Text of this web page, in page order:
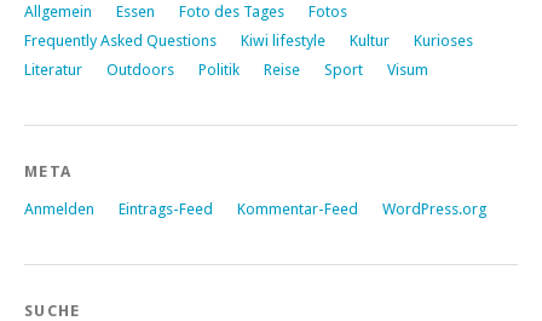
Allgemein Essen Foto des Tages
Fotos
Frequently Asked Questions
Kiwi lifestyle Kultur
Kurioses
Literatur
Outdoors Politik Reise Sport Visum
META
Anmelden Eintrags-Feed Kommentar-Feed WordPress.org
SUCHE